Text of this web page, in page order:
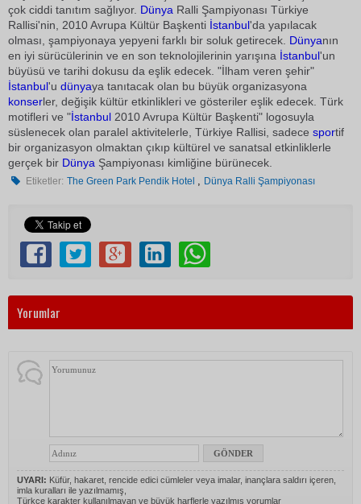
çok ciddi tanıtım sağlıyor. Dünya Ralli Şampiyonası Türkiye
Rallisi'nin, 2010 Avrupa Kültür Başkenti İstanbul'da yapılacak
olması, şampiyonaya yepyeni farklı bir soluk getirecek. Dünyanın
en iyi sürücülerinin ve en son teknolojilerinin yarışına İstanbul'un
büyüsü ve tarihi dokusu da eşlik edecek. "İlham veren şehir"
İstanbul'u dünyaya tanıtacak olan bu büyük organizasyona
konserler, değişik kültür etkinlikleri ve gösteriler eşlik edecek. Türk
motifleri ve "İstanbul 2010 Avrupa Kültür Başkenti" logosuyla
süslenecek olan paralel aktivitelerle, Türkiye Rallisi, sadece sportif
bir organizasyon olmaktan çıkıp kültürel ve sanatsal etkinliklerle
gerçek bir Dünya Şampiyonası kimliğine bürünecek.
Etiketler: The Green Park Pendik Hotel , Dünya Ralli Şampiyonası
Yorumlar
UYARI: Küfür, hakaret, rencide edici cümleler veya imalar, inançlara saldırı içeren,
imla kuralları ile yazılmamış,
Türkçe karakter kullanılmayan ve büyük harflerle yazılmış yorumlar